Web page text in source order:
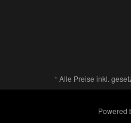
* Alle Preise inkl.
Powered